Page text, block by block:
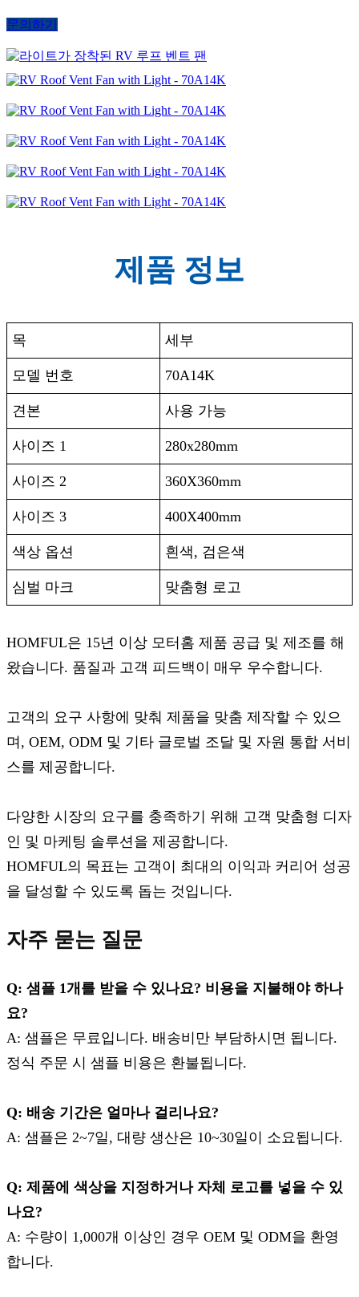
문의하기
제품 정보
목 세부
모델 번호 70A14K
견본 사용 가능
사이즈 1 280x280mm
사이즈 2 360X360mm
사이즈 3 400X400mm
색상 옵션 흰색, 검은색
심벌 마크 맞춤형 로고
HOMFUL은 15년 이상 모터홈 제품 공급 및 제조를 해
왔습니다. 품질과 고객 피드백이 매우 우수합니다.
고객의 요구 사항에 맞춰 제품을 맞춤 제작할 수 있으
며, OEM, ODM 및 기타 글로벌 조달 및 자원 통합 서비
스를 제공합니다.
다양한 시장의 요구를 충족하기 위해 고객 맞춤형 디자
인 및 마케팅 솔루션을 제공합니다.
HOMFUL의 목표는 고객이 최대의 이익과 커리어 성공
을 달성할 수 있도록 돕는 것입니다.
자주 묻는 질문
Q: 샘플 1개를 받을 수 있나요? 비용을 지불해야 하나
요?
A: 샘플은 무료입니다. 배송비만 부담하시면 됩니다.
정식 주문 시 샘플 비용은 환불됩니다.
Q: 배송 기간은 얼마나 걸리나요?
A: 샘플은 2~7일, 대량 생산은 10~30일이 소요됩니다.
Q: 제품에 색상을 지정하거나 자체 로고를 넣을 수 있
나요?
A: 수량이 1,000개 이상인 경우 OEM 및 ODM을 환영
합니다.